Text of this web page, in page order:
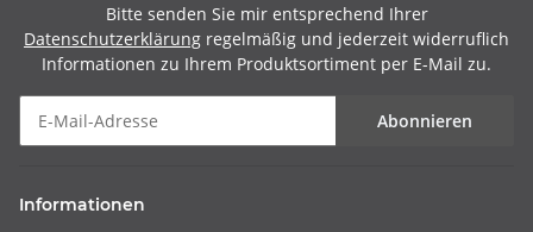
Bitte senden Sie mir entsprechend Ihrer
Datenschutzerklärung regelmäßig und jederzeit widerruflich
Informationen zu Ihrem Produktsortiment per E-Mail zu.
Abonnieren
Informationen